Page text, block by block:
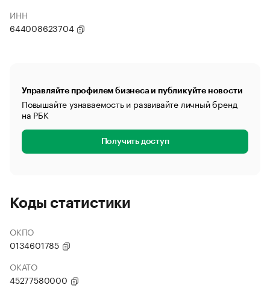
ИНН
644008623704
Управляйте профилем бизнеса и публикуйте новости
Повышайте узнаваемость и развивайте личный бренд
на РБК
Получить доступ
Коды статистики
ОКПО
0134601785
ОКАТО
45277580000